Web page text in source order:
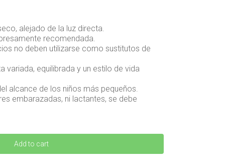
alejado de la luz directa.
recomendada.
no deben utilizarse como sustitutos de
variada, equilibrada y un estilo de vida
alcance de los niños más pequeños.
embarazadas, ni lactantes, se debe
Add to cart